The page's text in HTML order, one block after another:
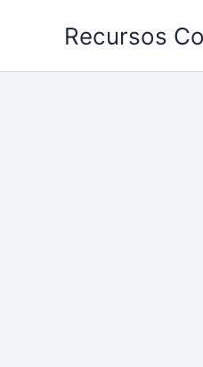
Recursos